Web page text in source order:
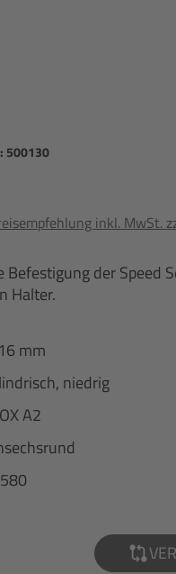
500130
inkl. MwSt.
Befestigung der Speed
Halter.
mm
niedrig
A2